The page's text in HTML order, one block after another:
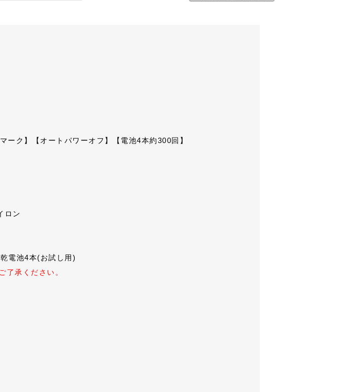
ーク】 【オートパワーオフ】
【電池4本約300回】
ロン
電池4本(お試し用)
了承ください。